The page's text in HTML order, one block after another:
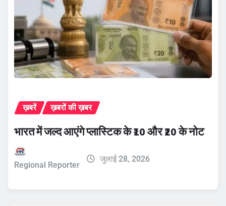
ख़बरें ख़बरों की ख़बर
भारत में जल्द आएंगे प्लास्टिक के ₹10 और ₹20 के नोट
Regional Reporter
जुलाई 28, 2026